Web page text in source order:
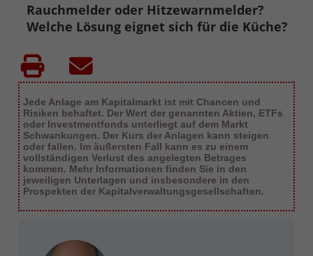
Rauchmelder oder Hitzewarnmelder?
Welche Lösung eignet sich für die Küche?
Jede Anlage am Kapitalmarkt ist mit Chancen und
Risiken behaftet. Der Wert der genannten Aktien, ETFs
oder Investmentfonds unterliegt auf dem Markt
Schwankungen. Der Kurs der Anlagen kann steigen
oder fallen. Im äußersten Fall kann es zu einem
vollständigen Verlust des angelegten Betrages
kommen. Mehr Informationen finden Sie in den
jeweiligen Unterlagen und insbesondere in den
Prospekten der Kapitalverwaltungsgesellschaften.